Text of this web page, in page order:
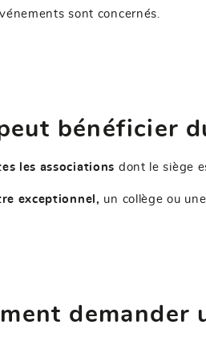
sont concernés.
bénéficier
les associations dont le siège
exceptionnel, un collège ou
demander